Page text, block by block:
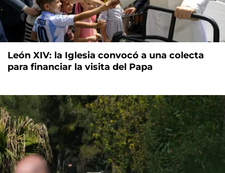
León XIV: la Iglesia convocó a una colecta
para financiar la visita del Papa